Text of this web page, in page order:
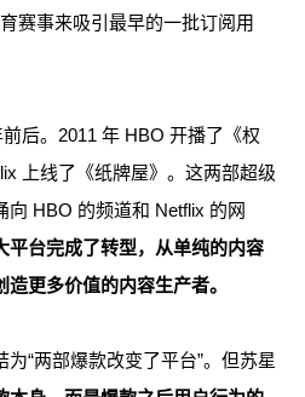
赛事来吸引最早的一批订阅用
后。2011 年 HBO 开播了《权
上线了《纸牌屋》。这两部超级
HBO 的频道和 Netflix 的网
平台完成了转型，从单纯的内容
更多价值的内容生产者。
“两部爆款改变了平台”。但苏星